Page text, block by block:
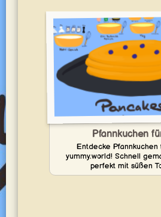
Pfannkuchen
Entdecke Pfannkuchen
yummy.world! Schnell
perfekt mit süßen